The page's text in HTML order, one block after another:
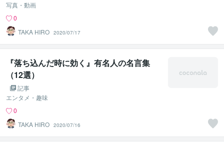
写真・動画
0
TAKA HIRO 2020/07/17
『落ち込んだ時に効く』有名人の名言集
（12選）
記事
エンタメ・趣味
0
TAKA HIRO 2020/07/16